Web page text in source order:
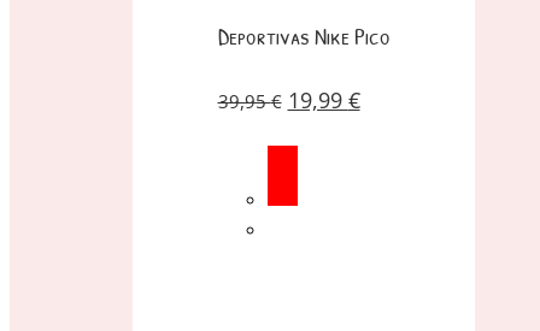
Deportivas Nike Pico
39,95€ 19,99 €